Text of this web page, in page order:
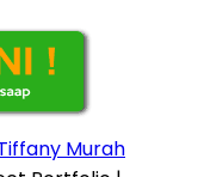
Murah